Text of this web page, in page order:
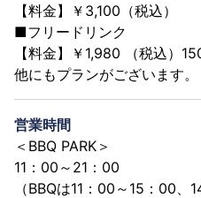
【料金】￥3,100（税込）
■フリードリンク
【料金】￥1,980 （税込）
他にもプランがございます。
営業時間
＜BBQ PARK＞
11：00～21：00
（BBQは11：00～15：00